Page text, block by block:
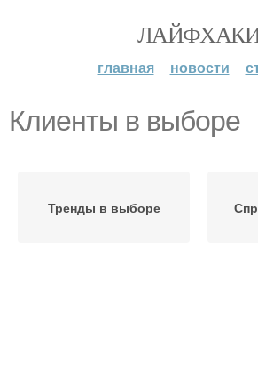
главная новости
Клиенты в выборе
Тренды в выборе